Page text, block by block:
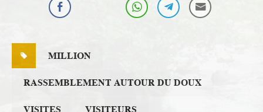
MILLION
RASSEMBLEMENT AUTOUR DU DOUX